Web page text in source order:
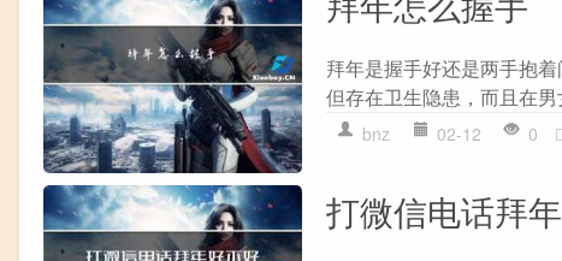
拜年是握手好还是两手抱
但存在卫生隐患，而且在
bnz 02-12 0
打微信电话拜